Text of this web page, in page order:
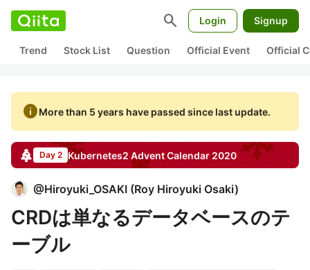
search Login Signup
Trend Stock List Question Official Event Official
infoMore than 5 years have passed since last update.
Day 2 Kubernetes2 Advent Calendar 2020
@Hiroyuki_OSAKI (Roy Hiroyuki Osaki)
CRDは単なるデータベースのテ
ーブル